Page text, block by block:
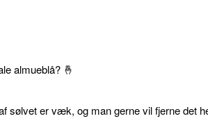
almueblå? 🤞
sølvet er væk, og man gerne vil fjerne det